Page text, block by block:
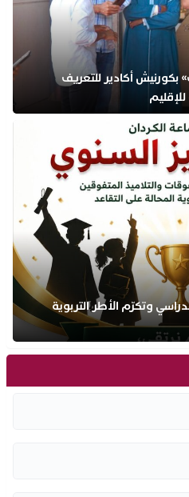
بكورنيش أكادير للتعريف
وتكرّم الأطر التربوية